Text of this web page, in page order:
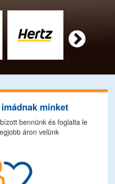

minket
bennünk és foglalta le
áron velünk